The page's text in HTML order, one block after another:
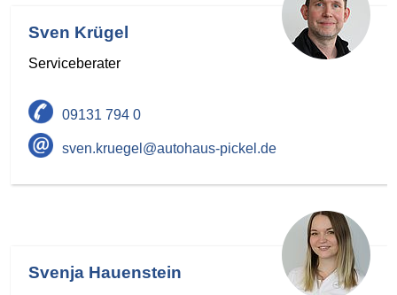
Sven Krügel
Serviceberater
09131 794 0
sven.kruegel@autohaus-pickel.de
Svenja Hauenstein